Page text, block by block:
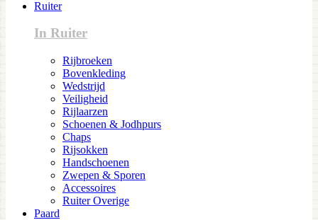
Ruiter
In Ruiter
Rijbroeken
Bovenkleding
Wedstrijd
Veiligheid
Rijlaarzen
Schoenen & Jodhpurs
Chaps
Rijsokken
Handschoenen
Zwepen & Sporen
Accessoires
Ruiter Overige
Paard